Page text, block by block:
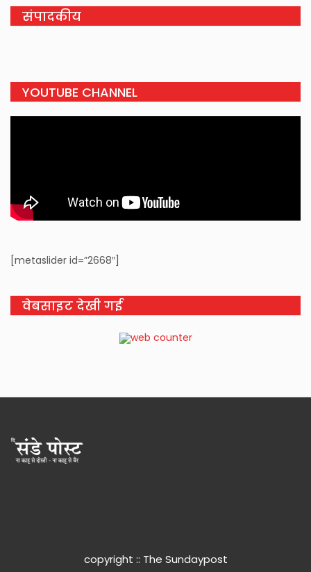
संपादकीय
YOUTUBE CHANNEL
[metaslider id=”2668″]
वेबसाइट देखी गई
copyright :: The Sundaypost